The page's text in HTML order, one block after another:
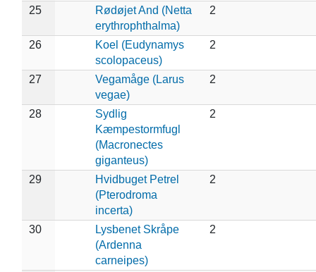
25
Rødøjet And (Netta
erythrophthalma)
2
26
Koel (Eudynamys
scolopaceus)
2
27
Vegamåge (Larus
vegae)
2
28
Sydlig
Kæmpestormfugl
(Macronectes
giganteus)
2
29
Hvidbuget Petrel
(Pterodroma
incerta)
2
30
Lysbenet Skråpe
(Ardenna
carneipes)
2